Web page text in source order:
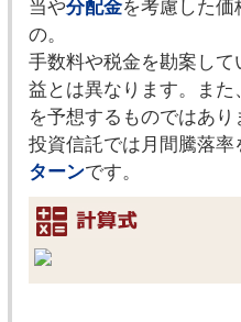
当や分配金を考慮した価
の。
手数料や税金を勘案し
益とは異なります。ま
を予想するものではあり
投資信託では月間騰落
ターンです。